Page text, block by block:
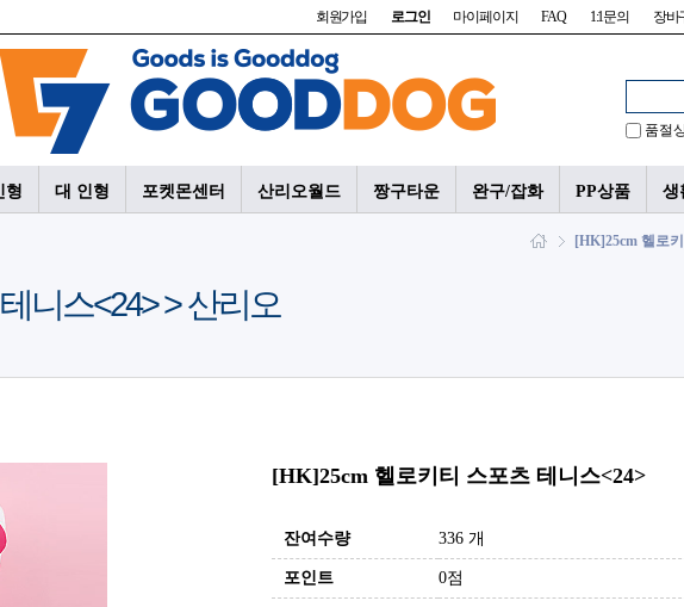
회원가입 로그인 마이페이지 FAQ 1:1문의 장바
품절
형 대 인형 포켓몬센터 산리오월드 짱구타운 완구/잡화 PP상품 생
[HK]25cm 헬로
니스<24> > 산리오
[HK]25cm 헬로키티 스포츠 테니스<24>
잔여수량 336 개
포인트 0점